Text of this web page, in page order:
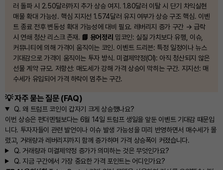
러 돌파 시 2.50달러까지 추가 상승 여지. 1.80달러 이탈 시 단기 차익실현
매물 확대 가능성. 핵심 지지선 1.574달러 유지 여부가 상승 구조 핵심. 이벤
트 종료 전후 변동성 확대 가능성에 대비 필요. 레버리지 증가 구간 → 급락
시 연쇄 청산 리스크 존재. 📘 용어정리 밈코인: 실질 가치보다 유행, 이슈,
커뮤니티에 의해 가격이 움직이는 코인. 이벤트 드리븐: 특정 일정이나 뉴스
기대감으로 가격이 움직이는 투자 방식. 미결제약정(OI): 아직 청산되지 않은
선물 계약 규모. 저항선: 매도세가 강해 가격 상승이 막히는 구간. 지지선: 매
수세가 유입되어 가격 하락이 멈추는 구간.
💡 자주 묻는 질문 (FAQ)
Q. 왜 트럼프 코인이 갑자기 크게 상승했나요?
이번 상승은 펀더멘털보다는 6월 14일 트럼프 생일을 앞둔 이벤트 기대감 때문입
니다. 투자자들이 관련 발언이나 이슈 발생 가능성을 미리 반영하면서 매수세가 몰
렸고, 거래량과 레버리지까지 함께 증가하며 가격 상승폭이 커졌습니다.
Q. 거래량과 미결제약정 증가가 의미하는 것은 무엇인가요?
Q. 지금 구간에서 가장 중요한 가격 포인트는 어디인가요?